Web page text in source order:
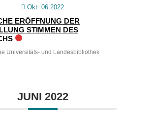
Okt. 06 2022
ERÖFFNUNG DER
STIMMEN DES
Universitäts- und Landesbibliothek
JUNI 2022